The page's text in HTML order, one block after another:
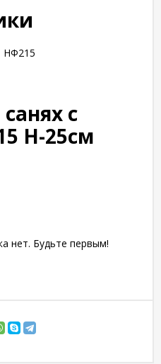
НФ215
с
Н-25см
нет. Будьте первым!